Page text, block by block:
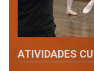
ATIVIDADES